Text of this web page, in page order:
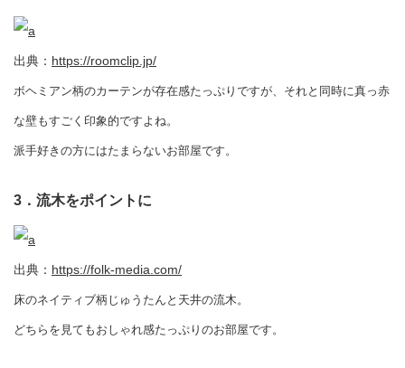
出典： https://roomclip.jp/
ボヘミアン柄のカーテンが存在感たっぷりですが、それと同時に真っ赤
な壁もすごく印象的ですよね。
派手好きの方にはたまらないお部屋です。
3．流木をポイントに
出典： https://folk-media.com/
床のネイティブ柄じゅうたんと天井の流木。
どちらを見てもおしゃれ感たっぷりのお部屋です。